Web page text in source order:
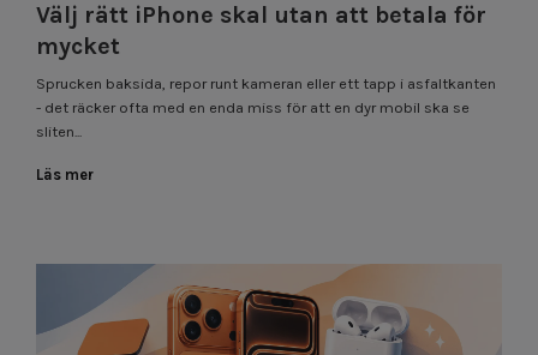
Välj rätt iPhone skal utan att betala för
mycket
Sprucken baksida, repor runt kameran eller ett tapp i asfaltkanten
- det räcker ofta med en enda miss för att en dyr mobil ska se
sliten...
Läs mer